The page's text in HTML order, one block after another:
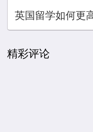
英国留学如何更
精彩评论